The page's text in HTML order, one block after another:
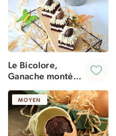
Le Bicolore,
Ganache montée
et Fève Tonka
MOYEN